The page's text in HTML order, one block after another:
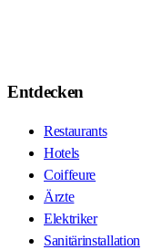
Entdecken
Restaurants
Hotels
Coiffeure
Ärzte
Elektriker
Sanitärinstallation